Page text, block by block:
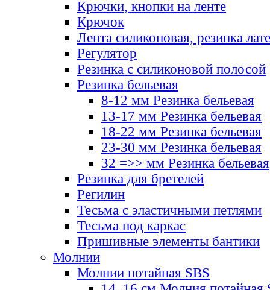
Крючки, кнопки на ленте
Крючок
Лента силиконовая, резинка
Регулятор
Резинка с силиконовой полосой
Резинка бельевая
8-12 мм Резинка бельевая
13-17 мм Резинка бельевая
18-22 мм Резинка бельевая
23-30 мм Резинка бельевая
32 =>> мм Резинка бельевая
Резинка для бретелей
Регилин
Тесьма с эластичными петлями
Тесьма под каркас
Пришивные элементы бантики
Молнии
Молнии потайная SBS